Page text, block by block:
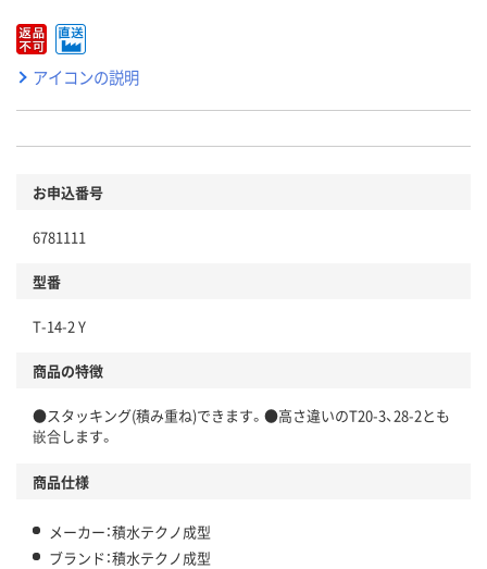
アイコンの説明
お申込番号
6781111
型番
T-14-2 Y
商品の特徴
●スタッキング(積み重ね)できます。●高さ違いのT20-3、28-2とも
嵌合します。
商品仕様
メーカー：積水テクノ成型
ブランド：積水テクノ成型